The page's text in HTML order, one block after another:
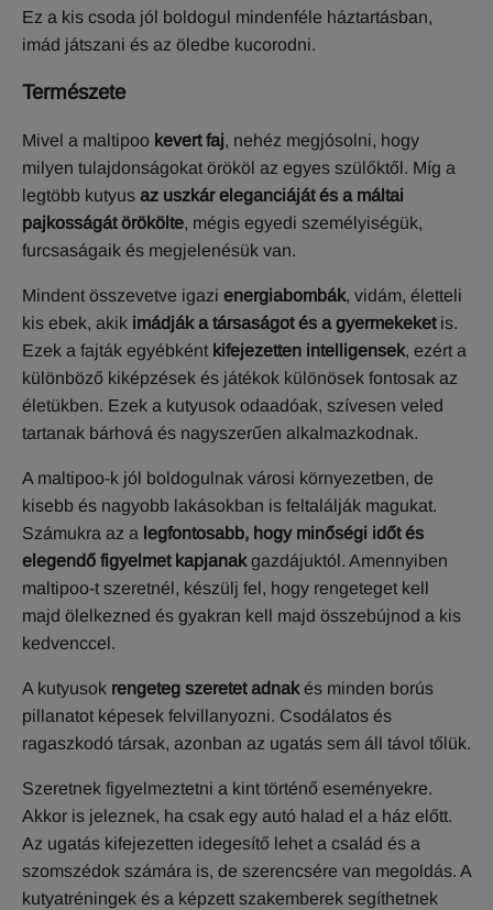
Ez a kis csoda jól boldogul mindenféle háztartásban,
imád játszani és az öledbe kucorodni.
Természete
Mivel a maltipoo kevert faj, nehéz megjósolni, hogy
milyen tulajdonságokat örököl az egyes szülőktől. Míg a
legtöbb kutyus az uszkár eleganciáját és a máltai
pajkosságát örökölte, mégis egyedi személyiségük,
furcsaságaik és megjelenésük van.
Mindent összevetve igazi energiabombák, vidám, életteli
kis ebek, akik imádják a társaságot és a gyermekeketis.
Ezek a fajták egyébként kifejezetten intelligensek, ezért a
különböző kiképzések és játékok különösek fontosak az
életükben. Ezek a kutyusok odaadóak, szívesen veled
tartanak bárhová és nagyszerűen alkalmazkodnak.
A maltipoo-k jól boldogulnak városi környezetben, de
kisebb és nagyobb lakásokban is feltalálják magukat.
Számukra az a legfontosabb, hogy minőségi időt és
elegendő figyelmet kapjanakgazdájuktól. Amennyiben
maltipoo-t szeretnél, készülj fel, hogy rengeteget kell
majd ölelkezned és gyakran kell majd összebújnod a kis
kedvenccel.
A kutyusok rengeteg szeretet adnakés minden borús
pillanatot képesek felvillanyozni. Csodálatos és
ragaszkodó társak, azonban az ugatás sem áll távol tőlük.
Szeretnek figyelmeztetni a kint történő eseményekre.
Akkor is jeleznek, ha csak egy autó halad el a ház előtt.
Az ugatás kifejezetten idegesítő lehet a család és a
szomszédok számára is, de szerencsére van megoldás. A
kutyatréningek és a képzett szakemberek segíthetnek